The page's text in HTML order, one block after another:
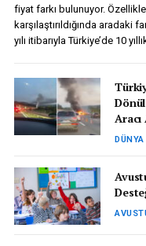
fiyat farkı bulunuyor.
karşılaştırıldığında aradaki
yılı itibarıyla Türkiye’de 10
DÜNYA